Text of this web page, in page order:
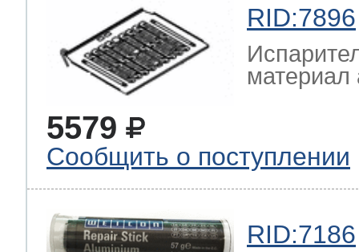
RID:7896
5579
Сообщить о поступлении
RID:7186